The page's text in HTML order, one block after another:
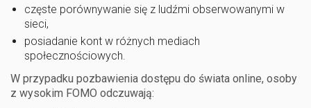
częste porównywanie się z ludźmi obserwowanymi w
sieci,
posiadanie kont w różnych mediach
społecznościowych.
W przypadku pozbawienia dostępu do świata online, osoby
z wysokim FOMO odczuwają: